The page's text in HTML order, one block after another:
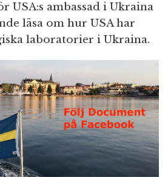
USA:s ambassad i Ukraina
läsa om hur USA har
laboratorier i Ukraina.